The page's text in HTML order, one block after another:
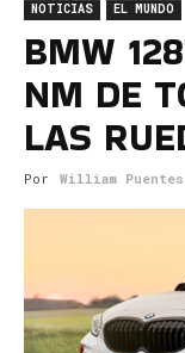
Magazine
NOTICIAS EL MUNDO
BMW
NM DE
LAS
Por William Puentes